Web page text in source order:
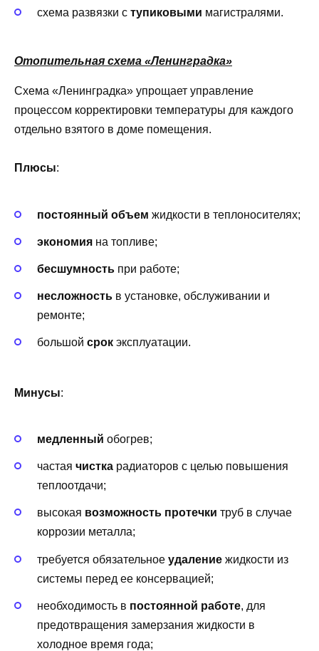
схема развязки с тупиковыми магистралями.
Отопительная схема «Ленинградка»
Схема «Ленинградка» упрощает управление
процессом корректировки температуры для каждого
отдельно взятого в доме помещения.
Плюсы:
постоянный объем жидкости в теплоносителях;
экономия на топливе;
бесшумность при работе;
несложность в установке, обслуживании и
ремонте;
большой срок эксплуатации.
Минусы:
медленный обогрев;
частая чистка радиаторов с целью повышения
теплоотдачи;
высокая возможность протечки труб в случае
коррозии металла;
требуется обязательное удаление жидкости из
системы перед ее консервацией;
необходимость в постоянной работе, для
предотвращения замерзания жидкости в
холодное время года;